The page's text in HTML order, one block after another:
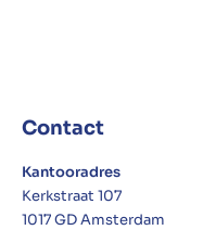
Contact
Kantooradres
Kerkstraat 107
1017 GD Amsterdam